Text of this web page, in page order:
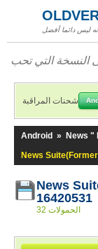
شحنات المراقبة
Android » News "
News
News
16420531
32 الحمولات